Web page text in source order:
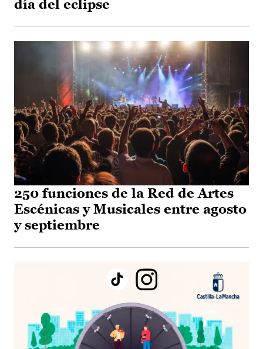
día del eclipse
250 funciones de la Red de Artes
Escénicas y Musicales entre agosto
y septiembre